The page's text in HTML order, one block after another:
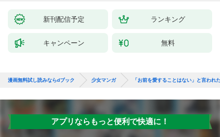
新刊配信予定 ランキング
キャンペーン 無料
漫画無料試し読みならdブック 少女マンガ 「お前を愛することはない」と言わ
アプリならもっと便利で快適に！